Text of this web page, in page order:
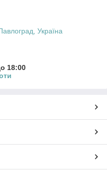
Україна
18:00